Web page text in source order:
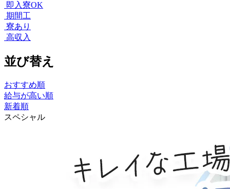
即入寮OK
期間工
寮あり
高収入
並び替え
おすすめ順
給与が高い順
新着順
スペシャル